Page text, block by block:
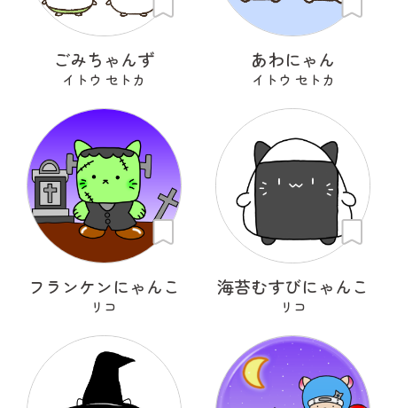
ごみちゃんず
イトウ セトカ
あわにゃん
イトウ セトカ
フランケンにゃんこ
リコ
海苔むすびにゃんこ
リコ